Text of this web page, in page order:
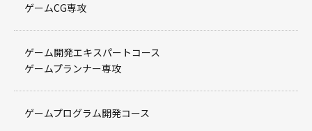
ゲームCG専攻
ゲーム開発エキスパートコース
ゲームプランナー専攻
ゲームプログラム開発コース